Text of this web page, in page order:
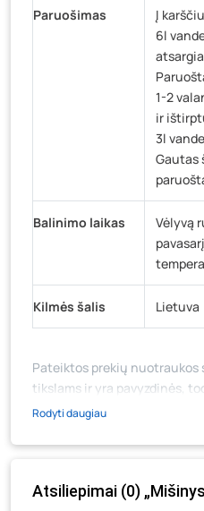
Paruošimas
Į
6l
1-2
ir
3l
Gautas
Balinimo laikas
Vėlyvą
Kilmės šalis Lietuva
Pateiktos prekių
tikslams ir yra pavyzdinės,
prekių ir jų pakuotės
aprašymu) yra bendrinio
internetinėje parduotuvėje
Rodyti daugiau
Atsiliepimai (0)